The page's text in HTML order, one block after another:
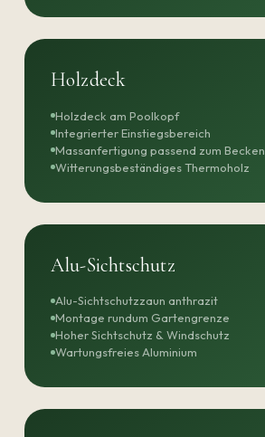
Holzdeck
Holzdeck am Poolkopf
Integrierter Einstiegsbereich
Massanfertigung passend zum Becken
Witterungsbeständiges Thermoholz
Alu-Sichtschutz
Alu-Sichtschutzzaun anthrazit
Montage rundum Gartengrenze
Hoher Sichtschutz & Windschutz
Wartungsfreies Aluminium